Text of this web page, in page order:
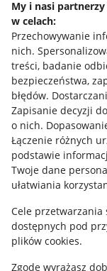
My i nasi
w celach:
Przechowywanie
nich.
treści, badanie
bezpieczeństwa,
błędów.
Zapisanie decyzji
o nich.
Łączenie różnych
podstawie
Twoje dane
ułatwiania
Cele przetwarzania
dostępnych pod
plików cookies.
Zgodę wyrażasz
Allegro Gadane dla
Allegro Gadane
Mapa miejscowości
Informacje
Regulamin
Polityka plików
Ustawienia plików
Udostępnianie
Informacje dla Aktu